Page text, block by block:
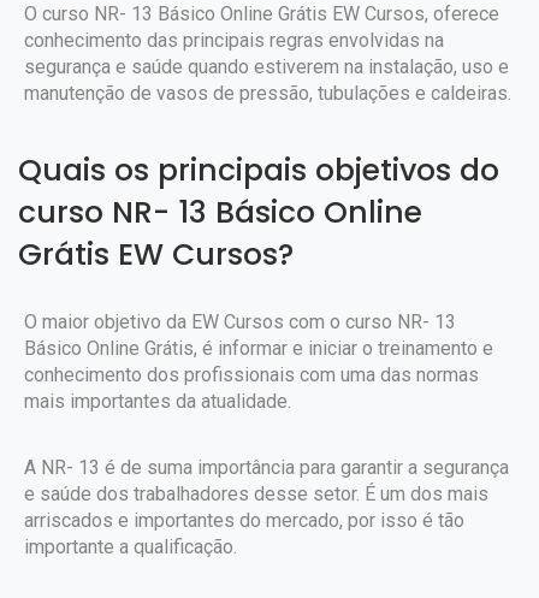
O curso NR- 13 Básico Online Grátis EW Cursos, oferece
conhecimento das principais regras envolvidas na
segurança e saúde quando estiverem na instalação, uso e
manutenção de vasos de pressão, tubulações e caldeiras.
Quais os principais objetivos do
curso NR- 13 Básico Online
Grátis EW Cursos?
O maior objetivo da EW Cursos com o curso NR- 13
Básico Online Grátis, é informar e iniciar o treinamento e
conhecimento dos profissionais com uma das normas
mais importantes da atualidade.
A NR- 13 é de suma importância para garantir a segurança
e saúde dos trabalhadores desse setor. É um dos mais
arriscados e importantes do mercado, por isso é tão
importante a qualificação.